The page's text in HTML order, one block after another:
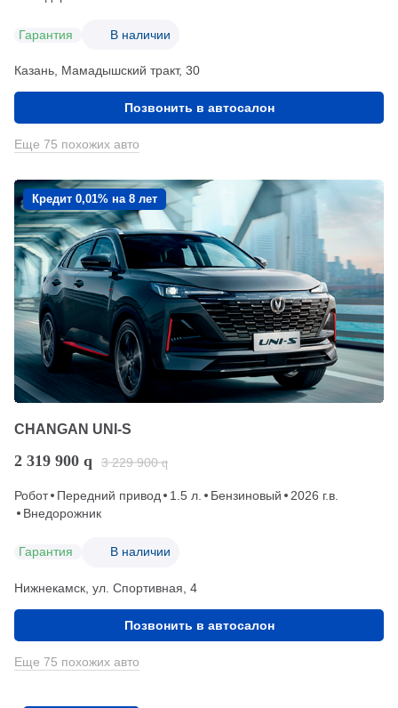
Гарантия В наличии
Казань, Мамадышский тракт, 30
Позвонить в автосалон
Еще 75 похожих авто
Кредит 0,01% на 8 лет
CHANGAN UNI-S
2 319 900 q 3 229 900 q
Робот Передний привод 1.5 л. Бензиновый
2026 г.в.
Внедорожник
Гарантия В наличии
Нижнекамск, ул. Спортивная, 4
Позвонить в автосалон
Еще 75 похожих авто